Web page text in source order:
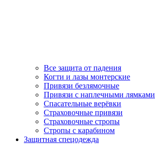
Все защита от падения
Когти и лазы монтерские
Привязи безлямочные
Привязи с наплечными лямками
Спасательные верёвки
Страховочные привязи
Страховочные стропы
Стропы с карабином
Защитная спецодежда